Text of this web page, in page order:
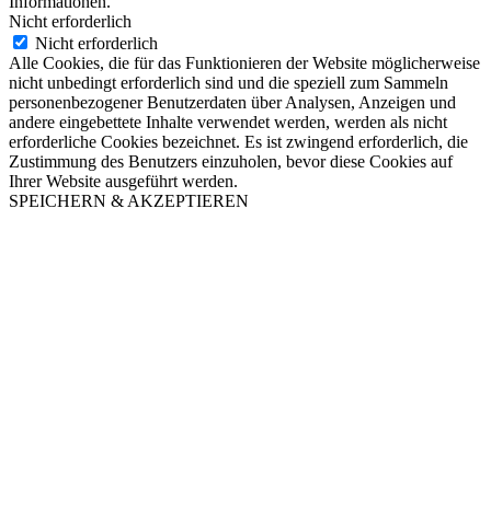
Nicht erforderlich
Nicht erforderlich
Alle Cookies, die für das Funktionieren der Website möglicherweise
nicht unbedingt erforderlich sind und die speziell zum Sammeln
personenbezogener Benutzerdaten über Analysen, Anzeigen und
andere eingebettete Inhalte verwendet werden, werden als nicht
erforderliche Cookies bezeichnet. Es ist zwingend erforderlich, die
Zustimmung des Benutzers einzuholen, bevor diese Cookies auf
Ihrer Website ausgeführt werden.
SPEICHERN & AKZEPTIEREN